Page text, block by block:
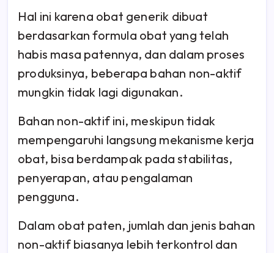
Hal ini karena obat generik dibuat
berdasarkan formula obat yang telah
habis masa patennya, dan dalam proses
produksinya, beberapa bahan non-aktif
mungkin tidak lagi digunakan.
Bahan non-aktif ini, meskipun tidak
mempengaruhi langsung mekanisme kerja
obat, bisa berdampak pada stabilitas,
penyerapan, atau pengalaman
pengguna.
Dalam obat paten, jumlah dan jenis bahan
non-aktif biasanya lebih terkontrol dan